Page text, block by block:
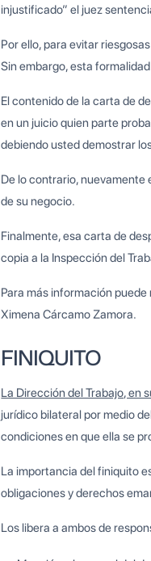
injustificado” el juez
Por ello, para evitar
Sin embargo, esta
El contenido de la carta de
en un juicio quien parte
debiendo usted demostrar
De lo contrario, nuevamente
de su negocio.
Finalmente, esa carta de
copia a la Inspección del
Para más información
Ximena Cárcamo Zamora.
FINIQUITO
La Dirección del Trabajo, en
jurídico bilateral por medio
condiciones en que ella se
La importancia del finiquito
obligaciones y derechos
Los libera a ambos de